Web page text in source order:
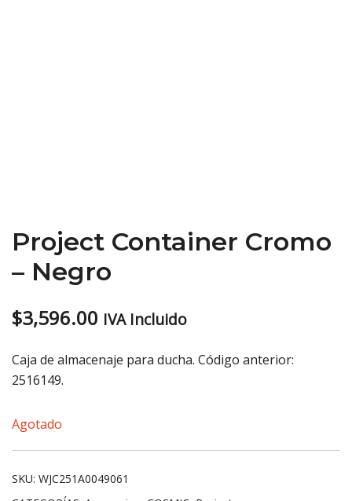
Project Container Cromo
– Negro
$3,596.00 IVA Incluido
Caja de almacenaje para ducha. Código anterior:
2516149.
Agotado
SKU: WJC251A0049061